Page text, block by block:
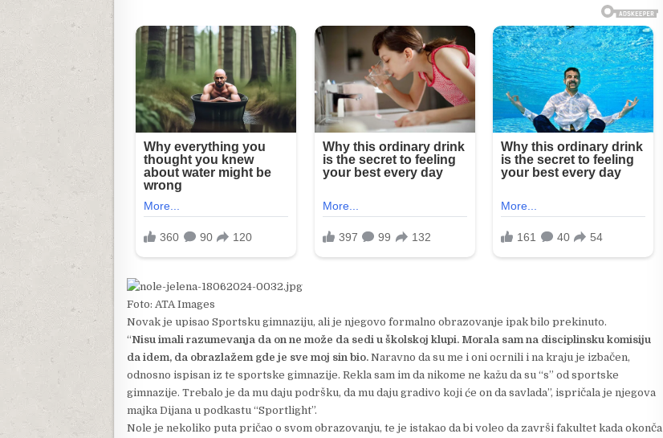
Foto: ATA Images
Novak je upisao Sportsku gimnaziju, ali je njegovo formalno obrazovanje ipak bilo prekinuto.
“Nisu imali razumevanja da on ne može da sedi u školskoj klupi. Morala sam na disciplinsku komisiju
da idem, da obrazlažem gde je sve moj sin bio. Naravno da su me i oni ocrnili i na kraju je izbačen,
odnosno ispisan iz te sportske gimnazije. Rekla sam im da nikome ne kažu da su “s” od sportske
gimnazije. Trebalo je da mu daju podršku, da mu daju gradivo koji će on da savlada”, ispričala je njegova
majka Dijana u podkastu “Sportlight”.
Nole je nekoliko puta pričao o svom obrazovanju, te je istakao da bi voleo da završi fakultet kada okonča